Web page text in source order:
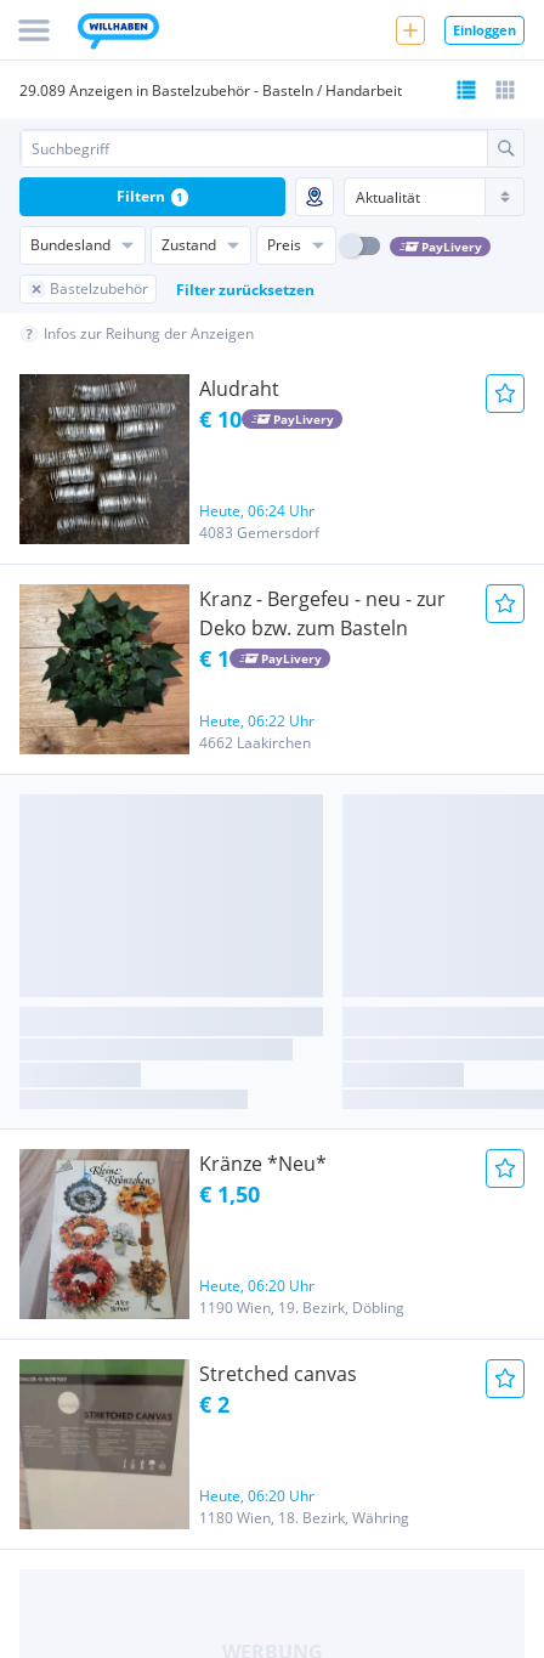
Einloggen
29.089 Anzeigen in Bastelzubehör - Basteln / Handarbeit
Bundesland Zustand Preis PayLivery
Bastelzubehör Filter zurücksetzen
Filtern 1
Infos zur Reihung der Anzeigen
Aludraht
€ 10 PayLivery
Heute, 06:24 Uhr
4083 Gemersdorf
Kranz - Bergefeu - neu - zur
Deko bzw. zum Basteln
€ 1 PayLivery
Heute, 06:22 Uhr
4662 Laakirchen
Kränze *Neu*
€ 1,50
Heute, 06:20 Uhr
1190 Wien, 19. Bezirk, Döbling
Stretched canvas
€ 2
Heute, 06:20 Uhr
1180 Wien, 18. Bezirk, Währing